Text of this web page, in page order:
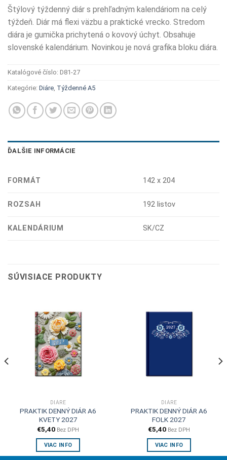
Štýlový týždenný diár s prehľadným kalendáriom na celý
týždeň. Diár má flexi väzbu a praktické vrecko. Stredom
diára je gumička prichytená o kovový úchyt. Obsahuje
slovenské kalendárium. Novinkou je nová grafika bloku diára.
Katalógové číslo: D81-27
Kategórie: Diáre Týždenné A5
ĎALŠIE INFORMÁCIE
FORMÁT 142 x 204
ROZSAH 192 listov
KALENDÁRIUM SK/CZ
SÚVISIACE PRODUKTY
DIÁRE
PRAKTIK DENNÝ DIÁR A6
KVETY 2027
€5,40 Bez DPH
VIAC INFO
DIÁRE
PRAKTIK DENNÝ DIÁR A6
FOLK 2027
€5,40 Bez DPH
VIAC INFO